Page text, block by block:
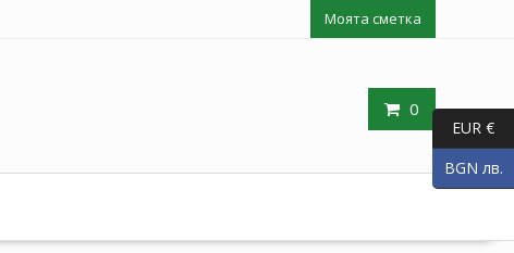
Моята сметка
0
EUR €
BGN лв.